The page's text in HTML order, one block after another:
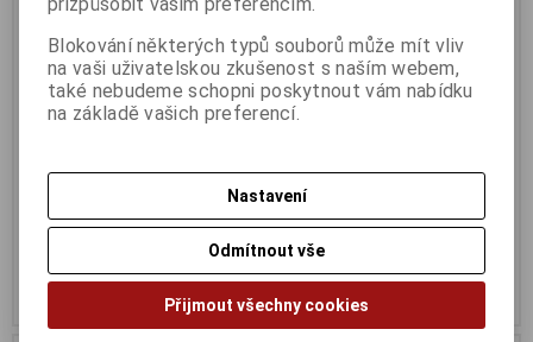
myš Logitech Mini M187
436 Kč
Koupit
myš Logitech Wireless Mouse
611 Kč (bez DPH:)
Blokování některých typů souborů může mít vliv
na vaši uživatelskou zkušenost s naším webem,
také nebudeme schopni poskytnout vám nabídku
na základě vašich preferencí.
Nastavení
Odmítnout vše
Přijmout všechny cookies